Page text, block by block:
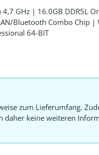
4,7 GHz | 16.0GB
Bluetooth Combo
64-BIT
zum Lieferumfang.
keine weiteren